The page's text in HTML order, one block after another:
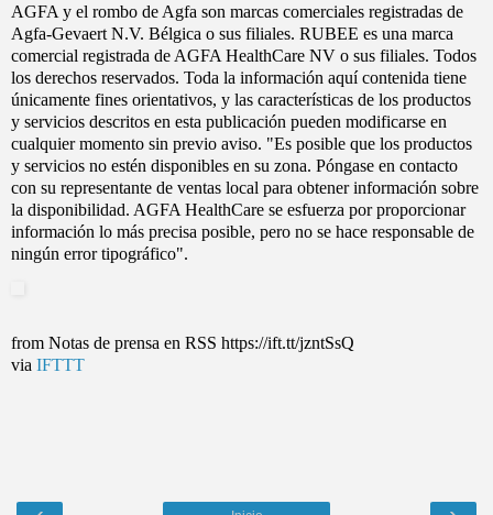
AGFA y el rombo de Agfa son marcas comerciales registradas de
Agfa-Gevaert N.V. Bélgica o sus filiales. RUBEE es una marca
comercial registrada de AGFA HealthCare NV o sus filiales. Todos
los derechos reservados. Toda la información aquí contenida tiene
únicamente fines orientativos, y las características de los productos
y servicios descritos en esta publicación pueden modificarse en
cualquier momento sin previo aviso. "Es posible que los productos
y servicios no estén disponibles en su zona. Póngase en contacto
con su representante de ventas local para obtener información sobre
la disponibilidad. AGFA HealthCare se esfuerza por proporcionar
información lo más precisa posible, pero no se hace responsable de
ningún error tipográfico".
from Notas de prensa en RSS https://ift.tt/jzntSsQ
via IFTTT